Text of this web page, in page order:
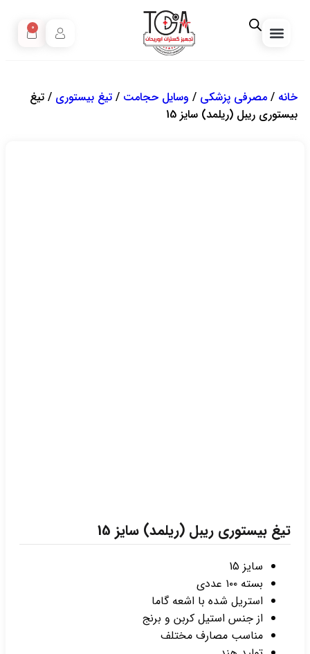
0
خانه / مصرفی پزشکی / وسایل حجامت / تیغ بیستوری / تیغ
بیستوری ریبل (ریلمد) سایز 15
تیغ بیستوری ریبل (ریلمد) سایز 15
سایز 15
بسته ۱۰۰ عددی
استریل شده با اشعه گاما
از جنس استیل کربن و برنج
مناسب مصارف مختلف